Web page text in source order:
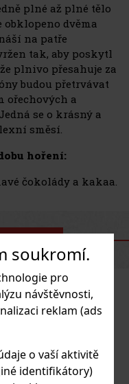
soukromí.
pro
návštěvnosti,
reklam (ads
o vaší aktivitě
identifikátory)
plné až plné tělo
dvěma
na patře
tak, aby poskytl
plnivo přesahuje za
budou přetrvávat
ořechových a
se o krásný a
směsí.
hoření:
čokolády a kakaa.